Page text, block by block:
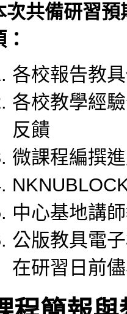
次共備研習
各校報告教
各校教學經
反饋
微課程編撰
中心基地講
公版教具電
在研習日前